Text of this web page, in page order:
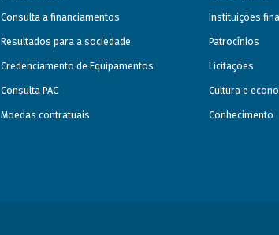
Consulta a financiamentos
Resultados para a sociedade
Credenciamento de Equipamentos
Consulta PAC
Moedas contratuais
Instituições
Patrocínios
Licitações
Cultura e
Conhecimento